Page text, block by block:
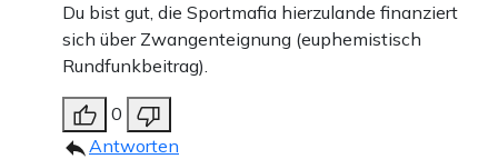
Du bist gut, die Sportmafia hierzulande finanziert
sich über Zwangenteignung (euphemistisch
Rundfunkbeitrag).
0
Antworten